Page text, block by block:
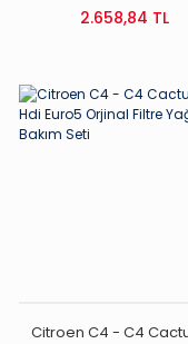
2.658,84 TL
Citroen C4 - C4